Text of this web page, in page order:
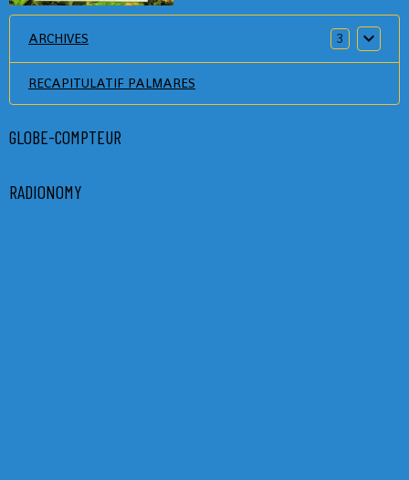
ARCHIVES 3
RECAPITULATIF PALMARES
GLOBE-COMPTEUR
RADIONOMY